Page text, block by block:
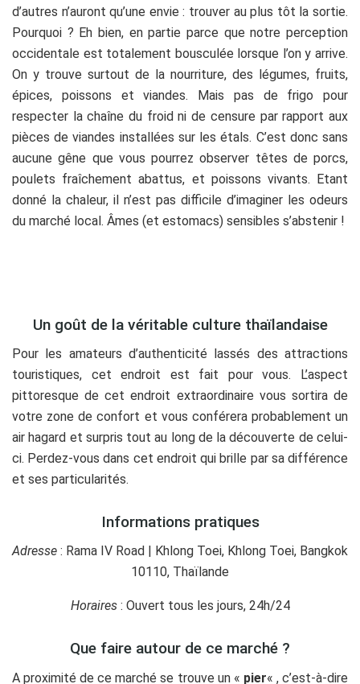
d’autres n’auront qu’une envie : trouver au plus tôt la sortie.
Pourquoi ? Eh bien, en partie parce que notre perception
occidentale est totalement bousculée lorsque l’on y arrive.
On y trouve surtout de la nourriture, des légumes, fruits,
épices, poissons et viandes. Mais pas de frigo pour
respecter la chaîne du froid ni de censure par rapport aux
pièces de viandes installées sur les étals. C’est donc sans
aucune gêne que vous pourrez observer têtes de porcs,
poulets fraîchement abattus, et poissons vivants. Etant
donné la chaleur, il n’est pas difficile d’imaginer les odeurs
du marché local. Âmes (et estomacs) sensibles s’abstenir !
Un goût de la véritable culture thaïlandaise
Pour les amateurs d’authenticité lassés des attractions
touristiques, cet endroit est fait pour vous. L’aspect
pittoresque de cet endroit extraordinaire vous sortira de
votre zone de confort et vous conférera probablement un
air hagard et surpris tout au long de la découverte de celui-
ci. Perdez-vous dans cet endroit qui brille par sa différence
et ses particularités.
Informations pratiques
Adresse : Rama IV Road Khlong Toei, Khlong Toei, Bangkok
10110, Thaïlande
Horaires: Ouvert tous les jours, 24h/24
Que faire autour de ce marché ?
A proximité de ce marché se trouve un « pier« , c’est-à-dire